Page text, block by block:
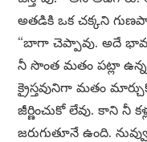
అతడికి ఒక చక్కని
“బాగా చెప్పావు. అదే
నీ సొంత మతం పట్లా
క్రైస్తవునిగా మతం
జీర్ణించుకో లేవు. కాని నీ
జరుగుతూనే ఉంది.